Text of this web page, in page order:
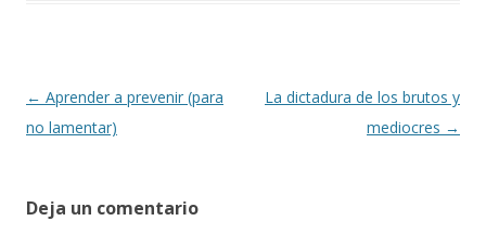
k r
Navegación
de
← Aprender a prevenir (para
no lamentar)
La dictadura de los brutos y
mediocres →
Deja un comentario